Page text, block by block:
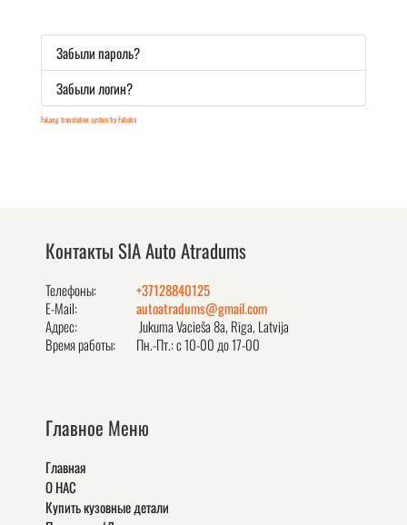
Забыли пароль?
Забыли логин?
FaLang translation system by Faboba
Контакты SIA Auto Atradums
Телефоны:
+37128840125
E-Mail:
autoatradums@gmail.com
Адрес:
Jukuma Vacieša 8a, Rīga, Latvija
Время работы:
Пн.-Пт.: с 10-00 до 17-00
Главное Меню
Главная
О НАС
Купить кузовные детали